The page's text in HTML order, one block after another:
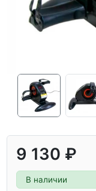
9 130 ₽
В наличии